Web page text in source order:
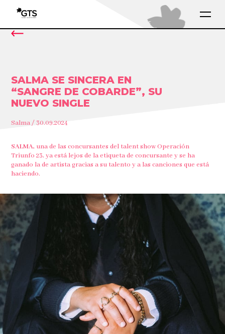
SALMA SE SINCERA EN
“SANGRE DE COBARDE”, SU
NUEVO SINGLE
Salma / 30.09.2024
SALMA, una de las concursantes del talent show Operación
Triunfo 23, ya está lejos de la etiqueta de concursante y se ha
ganado la de artista gracias a su talento y a las canciones que está
haciendo.